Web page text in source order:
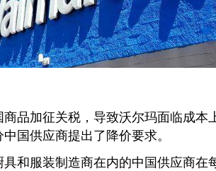
加征关税，导致沃尔玛面临成本
国供应商提出了降价要求。
服装制造商在内的中国供应商在